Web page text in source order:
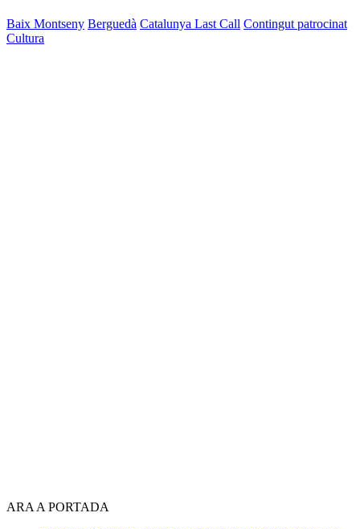
Baix Montseny Berguedà Catalunya Last Call Contingut patrocinat
Cultura
ARA A PORTADA